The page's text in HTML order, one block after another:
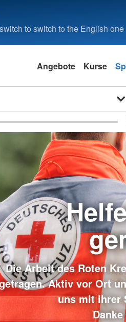
to switch to the English one
Angebote Kurse
Die Arbeit des Roten
Aktiv vor Ort
uns mit ihrer